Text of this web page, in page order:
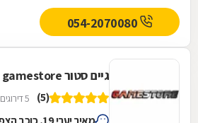
גיים סטור gamestore
(5) 5 דירוגים